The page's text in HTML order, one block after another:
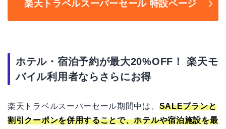
楽天トラベルスーパーセール 特設ページ
ホテル・宿泊予約が最大20%OFF！ 楽天モ
バイル利用者ならさらにお得
楽天トラベルスーパーセール期間中は、 SALEプランと
割引クーポンを併用することで、ホテルや宿泊施設を最